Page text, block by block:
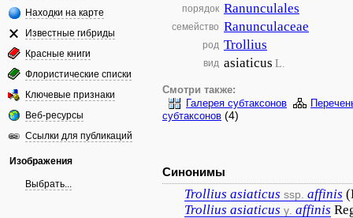
Находки на карте
Известные гибриды
Красные книги
Флористические списки
Ключевые признаки
Веб-ресурсы
Ссылки для публикаций
Изображения
Выбрать...
порядок Ranunculales
семейство Ranunculaceae
род Trollius
вид asiaticus L.
Смотри также:
Галерея субтаксонов
субтаксонов (4)
Синонимы
Trollius asiaticus ssp. affinis
Trollius asiaticus γ. affinis